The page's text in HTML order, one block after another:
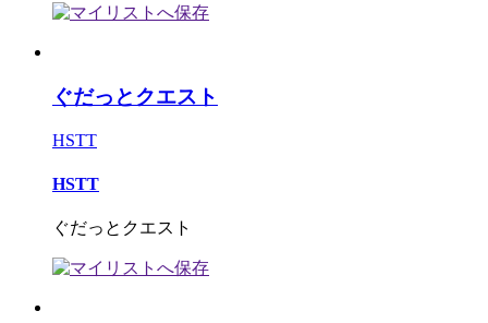
ぐだっとクエスト
HSTT
HSTT
ぐだっとクエスト